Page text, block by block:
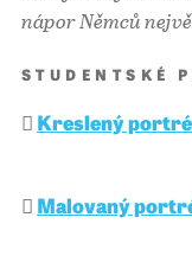
nápor Němců
STUDENTSKÉ
Kreslený
Malovaný